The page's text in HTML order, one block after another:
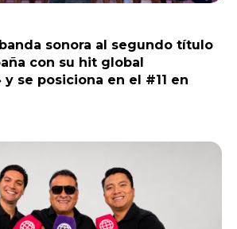
sonora al segundo título
con su hit global
y se posiciona en el #11 en